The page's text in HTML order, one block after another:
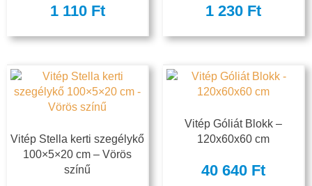
1 110 Ft 1 230 Ft
Vitép Stella kerti szegélykő
100×5×20 cm – Vörös
színű
Vitép Góliát Blokk –
120x60x60 cm
40 640 Ft